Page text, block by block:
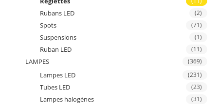
Rubans LED (2)
Spots (71)
Suspensions (1)
Ruban LED (11)
LAMPES (369)
Lampes LED (231)
Tubes LED (23)
Lampes halogènes (31)